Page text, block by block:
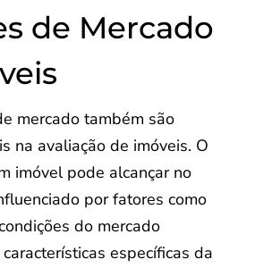
de Mercado
mercado também são
na avaliação de imóveis. O
imóvel pode alcançar no
por fatores como
do mercado
específicas da